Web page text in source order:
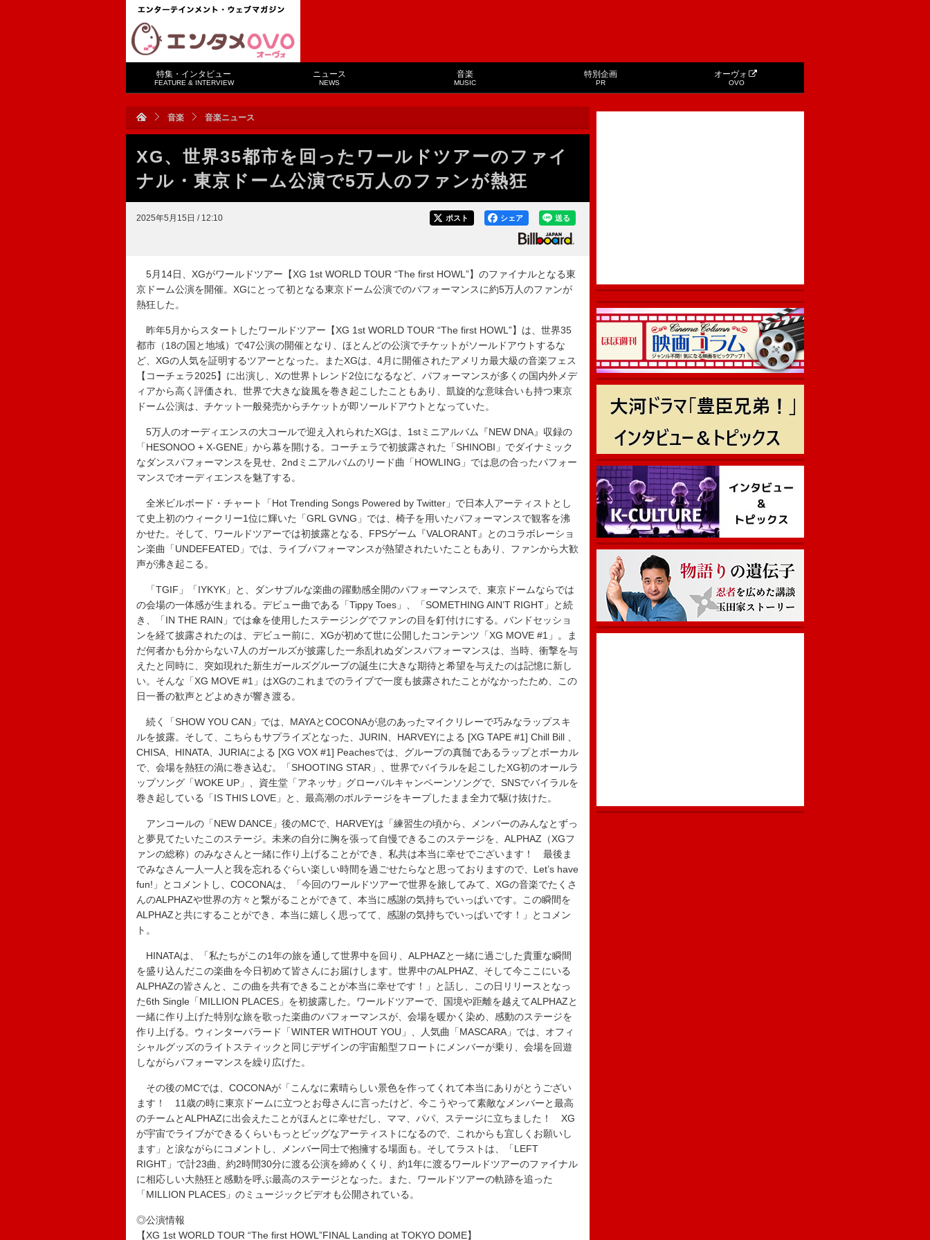
特集・インタビュー
FEATURE & INTERVIEW
ニュース
NEWS
音楽
MUSIC
特別企画
PR
オーヴォ
OVO
音楽 音楽ニュース
XG、世界35都市を回ったワールドツアーのファイ
ナル・東京ドーム公演で5万人のファンが熱狂
2025年5月15日 / 12:10 送る
シェア
ポスト
5月14日、XGがワールドツアー【XG 1st WORLD TOUR “The first HOWL”】のファイナルとなる東
京ドーム公演を開催。XGにとって初となる東京ドーム公演でのパフォーマンスに約5万人のファンが
熱狂した。
昨年5月からスタートしたワールドツアー【XG 1st WORLD TOUR “The first HOWL”】は、世界35
都市（18の国と地域）で47公演の開催となり、ほとんどの公演でチケットがソールドアウトするな
ど、XGの人気を証明するツアーとなった。またXGは、4月に開催されたアメリカ最大級の音楽フェス
【コーチェラ2025】に出演し、Xの世界トレンド2位になるなど、パフォーマンスが多くの国内外メデ
ィアから高く評価され、世界で大きな旋風を巻き起こしたこともあり、凱旋的な意味合いも持つ東京
ドーム公演は、チケット一般発売からチケットが即ソールドアウトとなっていた。
5万人のオーディエンスの大コールで迎え入れられたXGは、1stミニアルバム『NEW DNA』収録の
「HESONOO + X-GENE」から幕を開ける。コーチェラで初披露された「SHINOBI」でダイナミック
なダンスパフォーマンスを見せ、2ndミニアルバムのリード曲「HOWLING」では息の合ったパフォー
マンスでオーディエンスを魅了する。
全米ビルボード・チャート「Hot Trending Songs Powered by Twitter」で日本人アーティストとし
て史上初のウィークリー1位に輝いた「GRL GVNG」では、椅子を用いたパフォーマンスで観客を沸
かせた。そして、ワールドツアーでは初披露となる、FPSゲーム『VALORANT』とのコラボレーショ
ン楽曲「UNDEFEATED」では、ライブパフォーマンスが熱望されたいたこともあり、ファンから大歓
声が沸き起こる。
「TGIF」「IYKYK」と、ダンサブルな楽曲の躍動感全開のパフォーマンスで、東京ドームならでは
の会場の一体感が生まれる。デビュー曲である「Tippy Toes」、「SOMETHING AIN’T RIGHT」と続
き、「IN THE RAIN」では傘を使用したステージングでファンの目を釘付けにする。バンドセッショ
ンを経て披露されたのは、デビュー前に、XGが初めて世に公開したコンテンツ「XG MOVE #1」。ま
だ何者かも分からない7人のガールズが披露した一糸乱れぬダンスパフォーマンスは、当時、衝撃を与
えたと同時に、突如現れた新生ガールズグループの誕生に大きな期待と希望を与えたのは記憶に新し
い。そんな「XG MOVE #1」はXGのこれまでのライブで一度も披露されたことがなかったため、この
日一番の歓声とどよめきが響き渡る。
続く「SHOW YOU CAN」では、MAYAとCOCONAが息のあったマイクリレーで巧みなラップスキ
ルを披露。そして、こちらもサプライズとなった、JURIN、HARVEYによる [XG TAPE #1] Chill Bill 、
CHISA、HINATA、JURIAによる [XG VOX #1] Peachesでは、グループの真髄であるラップとボーカル
で、会場を熱狂の渦に巻き込む。「SHOOTING STAR」、世界でバイラルを起こしたXG初のオールラ
ップソング「WOKE UP」、資生堂「アネッサ」グローバルキャンペーンソングで、SNSでバイラルを
巻き起している「IS THIS LOVE」と、最高潮のボルテージをキープしたまま全力で駆け抜けた。
アンコールの「NEW DANCE」後のMCで、HARVEYは「練習生の頃から、メンバーのみんなとずっ
と夢見てたいたこのステージ。未来の自分に胸を張って自慢できるこのステージを、ALPHAZ（XGフ
ァンの総称）のみなさんと一緒に作り上げることができ、私共は本当に幸せでございます！ 最後ま
でみなさん一人一人と我を忘れるぐらい楽しい時間を過ごせたらなと思っておりますので、Let’s have
fun!」とコメントし、COCONAは、「今回のワールドツアーで世界を旅してみて、XGの音楽でたくさ
んのALPHAZや世界の方々と繋がることができて、本当に感謝の気持ちでいっぱいです。この瞬間を
ALPHAZと共にすることができ、本当に嬉しく思ってて、感謝の気持ちでいっぱいです！」とコメン
ト。
HINATAは、「私たちがこの1年の旅を通して世界中を回り、ALPHAZと一緒に過ごした貴重な瞬間
を盛り込んだこの楽曲を今日初めて皆さんにお届けします。世界中のALPHAZ、そして今ここにいる
ALPHAZの皆さんと、この曲を共有できることが本当に幸せです！」と話し、この日リリースとなっ
た6th Single「MILLION PLACES」を初披露した。ワールドツアーで、国境や距離を越えてALPHAZと
一緒に作り上げた特別な旅を歌った楽曲のパフォーマンスが、会場を暖かく染め、感動のステージを
作り上げる。ウィンターバラード「WINTER WITHOUT YOU」、人気曲「MASCARA」では、オフィ
シャルグッズのライトスティックと同じデザインの宇宙船型フロートにメンバーが乗り、会場を回遊
しながらパフォーマンスを繰り広げた。
その後のMCでは、COCONAが「こんなに素晴らしい景色を作ってくれて本当にありがとうござい
ます！ 11歳の時に東京ドームに立つとお母さんに言ったけど、今こうやって素敵なメンバーと最高
のチームとALPHAZに出会えたことがほんとに幸せだし、ママ、パパ、ステージに立ちました！ XG
が宇宙でライブができるくらいもっとビッグなアーティストになるので、これからも宜しくお願いし
ます」と涙ながらにコメントし、メンバー同士で抱擁する場面も。そしてラストは、「LEFT
RIGHT」で計23曲、約2時間30分に渡る公演を締めくくり、約1年に渡るワールドツアーのファイナル
に相応しい大熱狂と感動を呼ぶ最高のステージとなった。また、ワールドツアーの軌跡を追った
「MILLION PLACES」のミュージックビデオも公開されている。
◎公演情報
【XG 1st WORLD TOUR “The first HOWL”FINAL Landing at TOKYO DOME】